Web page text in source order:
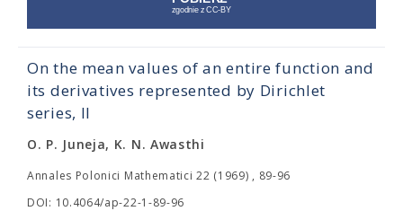
On the mean values of an entire function and
its derivatives represented by Dirichlet
series, II
O. P. Juneja, K. N. Awasthi
Annales Polonici Mathematici 22 (1969) , 89-96
DOI: 10.4064/ap-22-1-89-96